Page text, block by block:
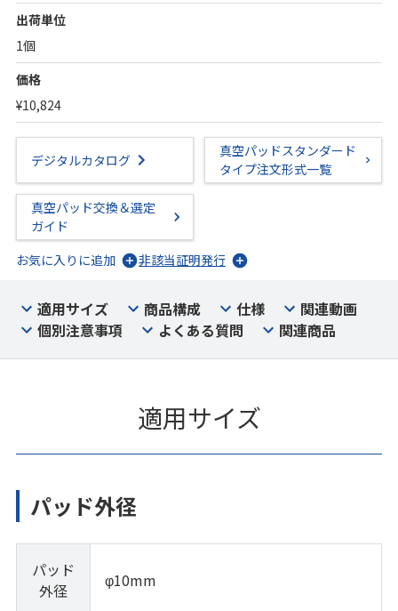
出荷単位
1個
価格
¥10,824
デジタルカタログ
真空パッドスタンダード
タイプ注文形式一覧
真空パッド交換＆選定
ガイド
お気に入りに追加
非該当証明発行
適用サイズ 商品構成 仕様
関連動画
個別注意事項
よくある質問 関連商品
適用サイズ
パッド外径
パッド
外径
φ10mm